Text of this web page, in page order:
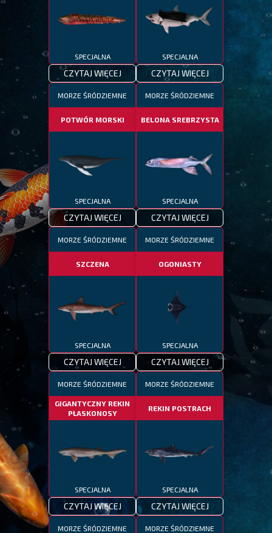
SPECJALNA
CZYTAJ WIĘCEJ
SPECJALNA
CZYTAJ WIĘCEJ
MORZE ŚRÓDZIEMNE
POTWÓR MORSKI
SPECJALNA
CZYTAJ WIĘCEJ
MORZE ŚRÓDZIEMNE
BELONA SREBRZYSTA
SPECJALNA
CZYTAJ WIĘCEJ
MORZE ŚRÓDZIEMNE
SZCZENA
SPECJALNA
CZYTAJ WIĘCEJ
MORZE ŚRÓDZIEMNE
OGONIASTY
SPECJALNA
CZYTAJ WIĘCEJ
MORZE ŚRÓDZIEMNE
GIGANTYCZNY REKIN
PŁASKONOSY
SPECJALNA
CZYTAJ WIĘCEJ
MORZE ŚRÓDZIEMNE
REKIN POSTRACH
SPECJALNA
CZYTAJ WIĘCEJ
MORZE ŚRÓDZIEMNE MORZE ŚRÓDZIEMNE